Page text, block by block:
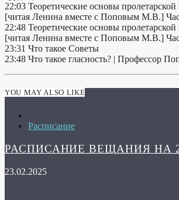
22:03 Теоретические основы пролетарской
[читая Ленина вместе с Поповым М.В.]
22:48 Теоретические основы пролетарской
[читая Ленина вместе с Поповым М.В.]
23:31 Что такое Советы
23:48 Что такое гласность? | Профессор
YOU MAY ALSO LIKE
Расписание
РАСПИСАНИЕ ВЕЩАНИЯ НА
23.02.2025